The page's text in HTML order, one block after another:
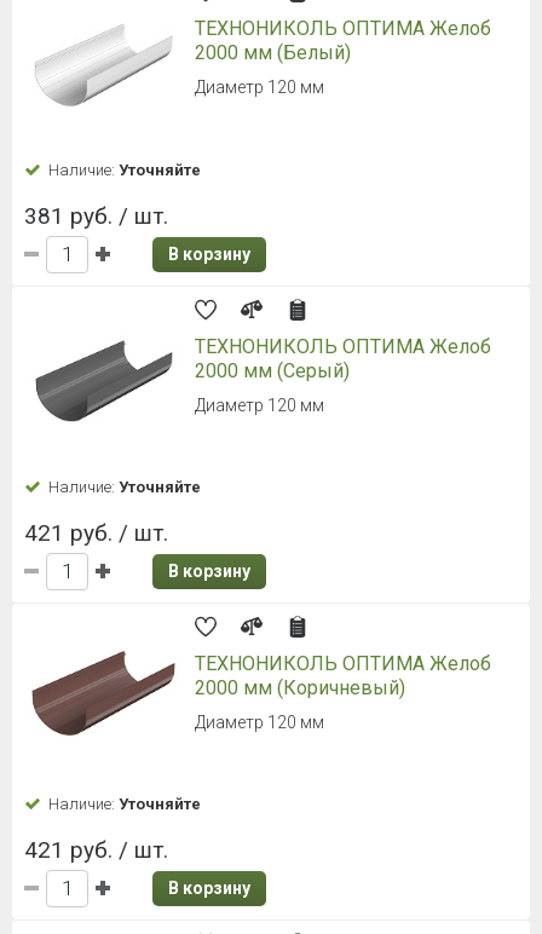
ТЕХНОНИКОЛЬ ОПТИМА Желоб
2000 мм (Белый)
Диаметр 120 мм
Наличие: Уточняйте
381 руб. / шт.
В корзину
ТЕХНОНИКОЛЬ ОПТИМА Желоб
2000 мм (Серый)
Диаметр 120 мм
Наличие: Уточняйте
421 руб. / шт.
В корзину
ТЕХНОНИКОЛЬ ОПТИМА Желоб
2000 мм (Коричневый)
Диаметр 120 мм
Наличие: Уточняйте
421 руб. / шт.
В корзину